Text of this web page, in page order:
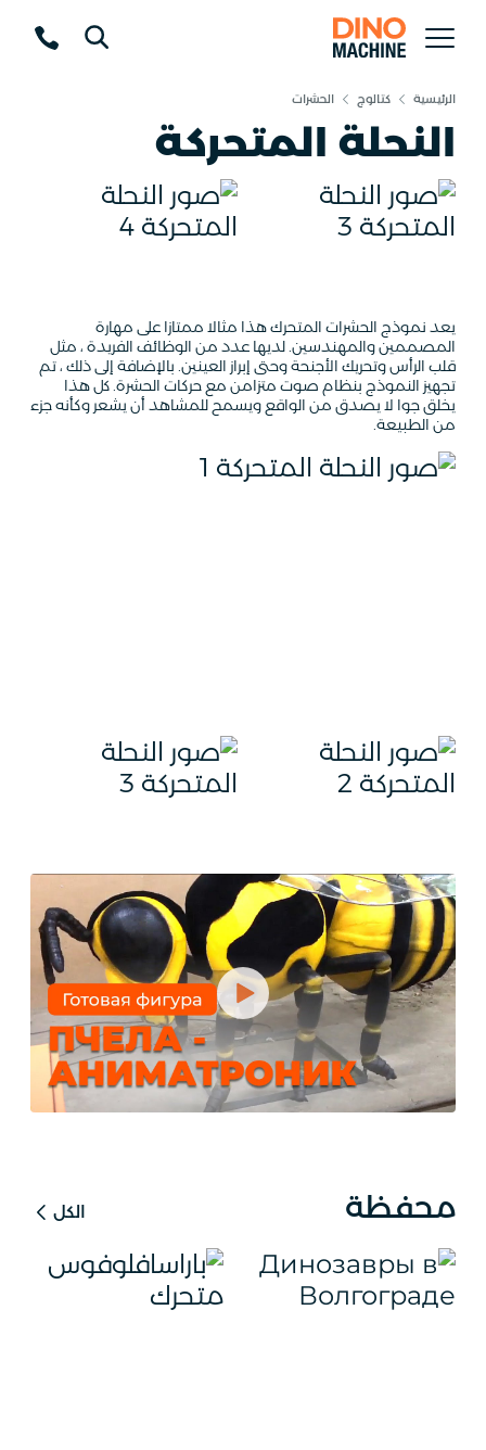
الرئيسية كتالوج الحشرات
النحلة المتحركة
يعد نموذج الحشرات المتحرك هذا مثالا ممتازا على مهارة
المصممين والمهندسين. لديها عدد من الوظائف الفريدة ، مثل
قلب الرأس وتحريك الأجنحة وحتى إبراز العينين. بالإضافة إلى ذلك ، تم
تجهيز النموذج بنظام صوت متزامن مع حركات الحشرة. كل هذا
يخلق جوا لا يصدق من الواقع ويسمح للمشاهد أن يشعر وكأنه جزء
من الطبيعة.
محفظة الكل